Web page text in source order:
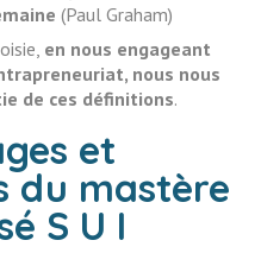
(Paul Graham)
en nous engageant
nous nous
de ces définitions.
et
du mastère
S U I